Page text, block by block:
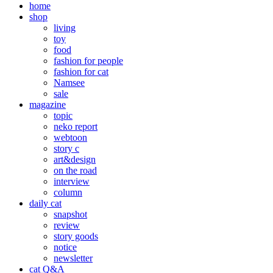
home
shop
living
toy
food
fashion for people
fashion for cat
Namsee
sale
magazine
topic
neko report
webtoon
story c
art&design
on the road
interview
column
daily cat
snapshot
review
story goods
notice
newsletter
cat Q&A